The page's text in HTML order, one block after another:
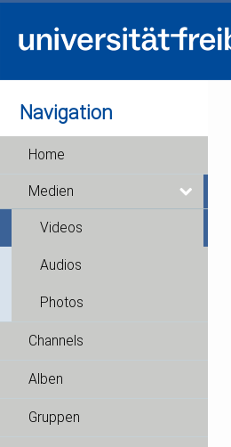
Navigation
Home
Medien
Videos
Audios
Photos
Channels
Alben
Gruppen